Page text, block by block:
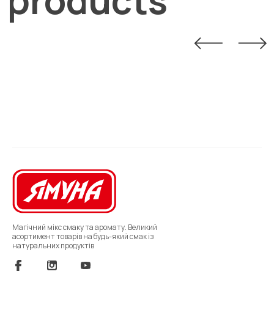
Магічний мікс смаку та аромату. Великий
асортимент товарів на будь-який смак із
натуральних продуктів